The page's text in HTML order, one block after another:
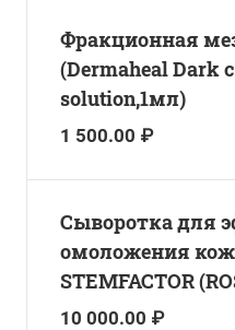
Фракционная
(Dermaheal Dark
solution,1мл)
1 500.00 ₽
Сыворотка для
омоложения
STEMFACTOR
10 000.00 ₽